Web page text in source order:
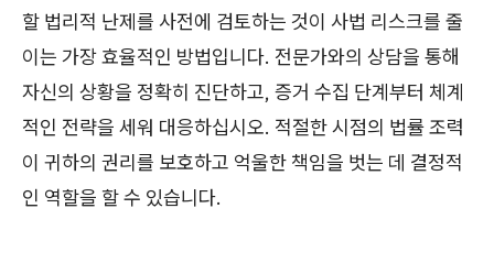
할 법리적 난제를 사전에 검토하는 것이 사법 리스크를 줄
이는 가장 효율적인 방법입니다. 전문가와의 상담을 통해
자신의 상황을 정확히 진단하고, 증거 수집 단계부터 체계
적인 전략을 세워 대응하십시오. 적절한 시점의 법률 조력
이 귀하의 권리를 보호하고 억울한 책임을 벗는 데 결정적
인 역할을 할 수 있습니다.